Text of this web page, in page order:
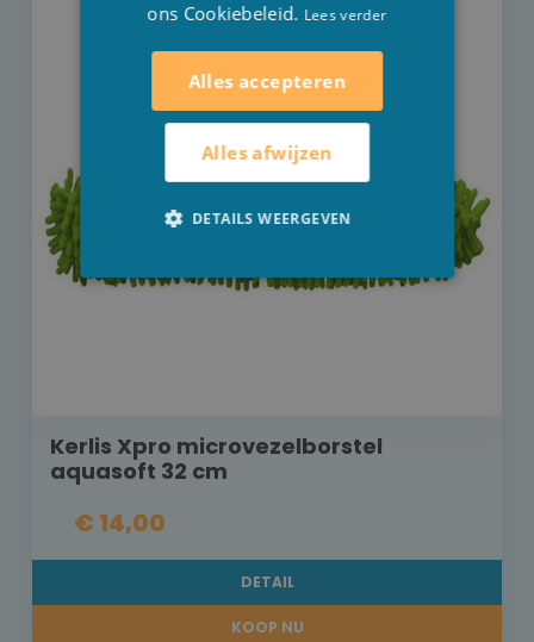
Kerlis Xpro microvezelborstel
aquasoft 32 cm
€ 14,00
DETAIL
KOOP NU
ons Cookiebeleid. Lees verder
Alles accepteren
Alles afwijzen
DETAILS WEERGEVEN